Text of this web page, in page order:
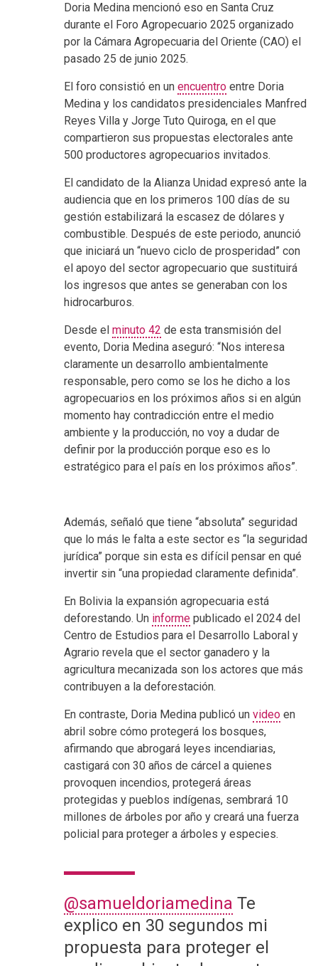
Doria Medina mencionó eso en Santa Cruz
durante el Foro Agropecuario 2025 organizado
por la Cámara Agropecuaria del Oriente (CAO) el
pasado 25 de junio 2025.
El foro consistió en un encuentro entre Doria
Medina y los candidatos presidenciales Manfred
Reyes Villa y Jorge Tuto Quiroga, en el que
compartieron sus propuestas electorales ante
500 productores agropecuarios invitados.
El candidato de la Alianza Unidad expresó ante la
audiencia que en los primeros 100 días de su
gestión estabilizará la escasez de dólares y
combustible. Después de este periodo, anunció
que iniciará un “nuevo ciclo de prosperidad” con
el apoyo del sector agropecuario que sustituirá
los ingresos que antes se generaban con los
hidrocarburos.
Desde el minuto 42 de esta transmisión del
evento, Doria Medina aseguró: “Nos interesa
claramente un desarrollo ambientalmente
responsable, pero como se los he dicho a los
agropecuarios en los próximos años si en algún
momento hay contradicción entre el medio
ambiente y la producción, no voy a dudar de
definir por la producción porque eso es lo
estratégico para el país en los próximos años”.
Además, señaló que tiene “absoluta” seguridad
que lo más le falta a este sector es “la seguridad
jurídica” porque sin esta es difícil pensar en qué
invertir sin “una propiedad claramente definida”.
En Bolivia la expansión agropecuaria está
deforestando. Un informe publicado el 2024 del
Centro de Estudios para el Desarrollo Laboral y
Agrario revela que el sector ganadero y la
agricultura mecanizada son los actores que más
contribuyen a la deforestación.
En contraste, Doria Medina publicó un video en
abril sobre cómo protegerá los bosques,
afirmando que abrogará leyes incendiarias,
castigará con 30 años de cárcel a quienes
provoquen incendios, protegerá áreas
protegidas y pueblos indígenas, sembrará 10
millones de árboles por año y creará una fuerza
policial para proteger a árboles y especies.
@samueldoriamedina Te
explico en 30 segundos mi
propuesta para proteger el